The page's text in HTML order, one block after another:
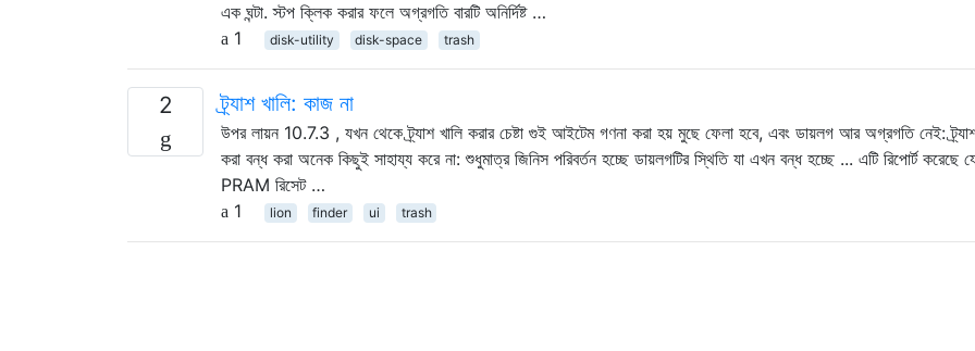
এক ঘন্টা. স্টপ ক্লিক করার ফলে অগ্রগতি বারটি অনির্দিষ্ট …
1
disk-utility disk-space trash
2 ট্র্যাশ খালি: কাজ না
উপর লায়ন 10.7.3 , যখন থেকে ট্র্যাশ খালি করার চেষ্টা গুই আইটেম গণনা করা হয় মুছে ফেলা হবে, এবং ডায়লগ আর অগ্রগতি নেই:
করা বন্ধ করা অনেক কিছুই সাহায্য করে না: শুধুমাত্র জিনিস পরিবর্তন হচ্ছে ডায়লগটির স্থিতি যা এখন বন্ধ হচ্ছে ... এটি রিপোর্ট করেছে
PRAM রিসেট …
1
lion finder ui trash